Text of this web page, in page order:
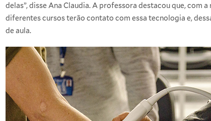
delas”, disse Ana Claudia. A professora destacou que, com
diferentes cursos terão contato com essa tecnologia e,
de aula.